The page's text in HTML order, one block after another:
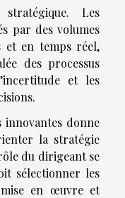
Les
par des volumes
et en temps réel,
des processus
et les
innovantes donne
la stratégie
du dirigeant se
sélectionner les
en œuvre et